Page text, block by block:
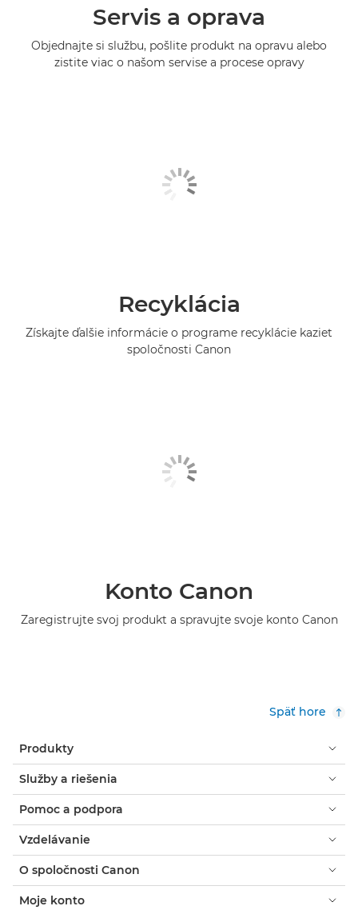
Servis a oprava
Objednajte si službu, pošlite produkt na opravu alebo
zistite viac o našom servise a procese opravy
Recyklácia
Získajte ďalšie informácie o programe recyklácie kaziet
spoločnosti Canon
Konto Canon
Zaregistrujte svoj produkt a spravujte svoje konto Canon
Späť hore
Produkty
Služby a riešenia
Pomoc a podpora
Vzdelávanie
O spoločnosti Canon
Moje konto